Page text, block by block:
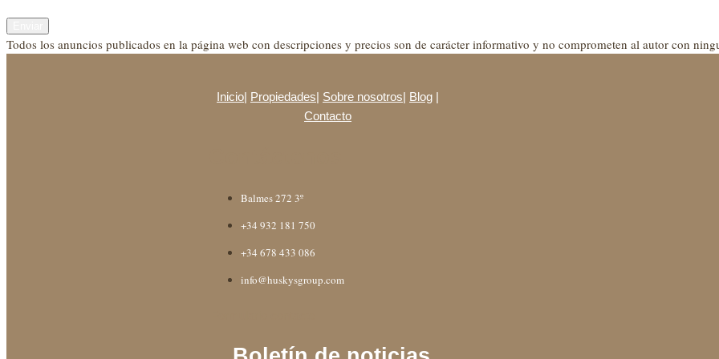
Todos los anuncios publicados en la página web con descripciones y precios son de carácter informativo y no comprometen al autor con
Inicio| Propiedades| Sobre nosotros| Blog |
Contacto
Balmes 272 3º
+34 932 181 750
+34 678 433 086
info@huskysgroup.com